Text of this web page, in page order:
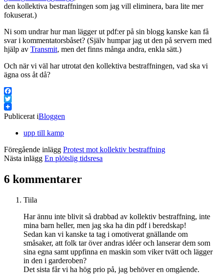
den kollektiva bestraffningen som jag vill eliminera, bara lite mer
fokuserat.)
Ni som undrar hur man lägger ut pdf:er på sin blogg kanske kan få
svar i kommentatorsbåset? (Själv humpar jag ut den på servern med
hjälp av Transmit, men det finns många andra, enkla sätt.)
Och när vi väl har utrotat den kollektiva bestraffningen, vad ska vi
ägna oss åt då?
Facebook
Twitter
Publicerat iBloggen
upp till kamp
Föregående inlägg Protest mot kollektiv bestraffning
Nästa inlägg En plötslig tidsresa
6 kommentarer
Tiila
Har ännu inte blivit så drabbad av kollektiv bestraffning, inte
mina barn heller, men jag ska ha din pdf i beredskap!
Sedan kan vi kanske ta tag i omotiverat gnällande om
småsaker, att folk tar över andras idéer och lanserar dem som
sina egna samt uppfinna en maskin som viker tvätt och lägger
in den i garderoben?
Det sista får vi ha hög prio på, jag behöver en omgående.